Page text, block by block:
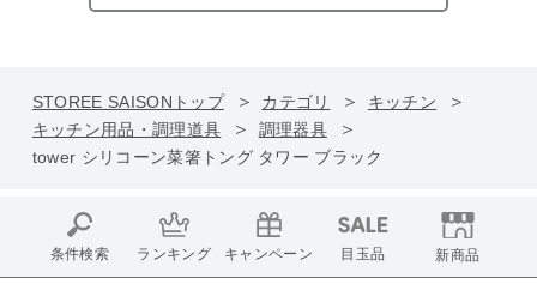
STOREE SAISONトップ カテゴリ
キッチン
キッチン用品・調理道具
調理器具
tower シリコーン菜箸トング タワー ブラック
条件検索 ランキング キャンペーン 目玉品 新商品